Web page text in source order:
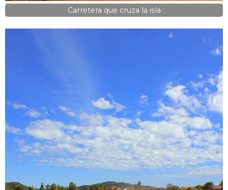
Carretera que cruza la isla